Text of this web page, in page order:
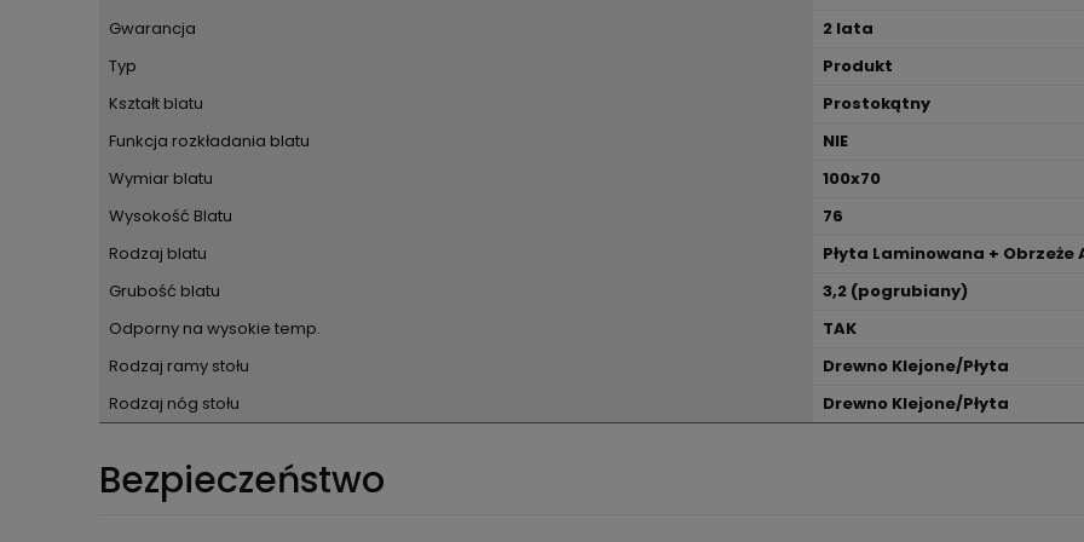
Gwarancja
2 lata
Typ
Produkt
Kształt blatu
Prostokątny
Funkcja rozkładania blatu
NIE
Wymiar blatu
100x70
Wysokość Blatu
76
Rodzaj blatu
Płyta Laminowana + Obrzeże
Grubość blatu
3,2 (pogrubiany)
Odporny na wysokie temp.
TAK
Rodzaj ramy stołu
Drewno Klejone/Płyta
Rodzaj nóg stołu
Drewno Klejone/Płyta
Bezpieczeństwo